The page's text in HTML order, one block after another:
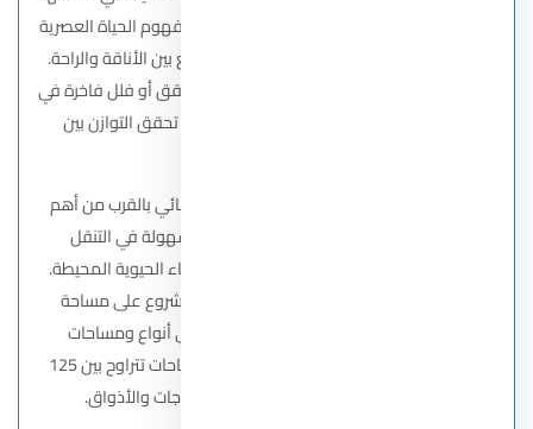
شركة إيجي جاب للتطوير العقاري، حيث يجسد مفهوم الحياة العصرية
الراقية بمعايير عالمية وتصميمات فريدة تجمع بين الأناقة والراحة.
يأتي المشروع كخيار مثالي لكل من يبحث عن شقق أو فلل فاخرة في
العاصمة الإدارية ضمن بيئة سكنية متكاملة تحقق التوازن بين
يتميز ذا آيلاند كمبوند بموقع استراتيجي استثنائي بالقرب من أهم
الطرق والمحاور الرئيسية، ما يمنح سكانه سهولة في التنقل
والوصول إلى مختلف مناطق العاصمة والأحياء الحيوية المحيطة.
كما حرصت الشركة المطورة على إقامة المشروع على مساحة
شاسعة تبلغ 36 فدانًا، ما أتاح تنوعًا كبيرًا في أنواع ومساحات
الوحدات، لتشمل الشقق والتاون هاوس بمساحات تتراوح بين 125